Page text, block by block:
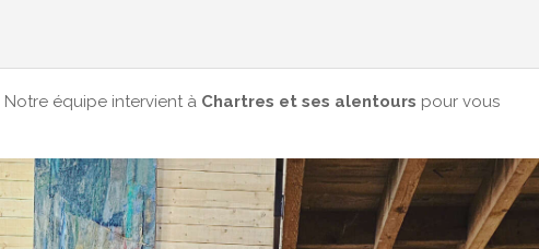
Notre équipe intervient à Chartres et ses alentours pour vous